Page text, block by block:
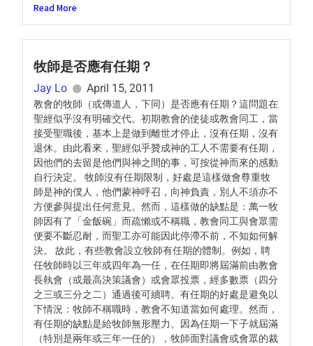
Read More
牧師是否應有任期？
Jay Lo April 15, 2011
教會的牧師（或傳道人，下同）是否應有任期？這問題在
聖經似乎沒有明確交代。初期教會的使徒或教會同工，當
接受聖職後，基本上是做到離世才停止，沒有任期，沒有
退休。由此看來，聖經似乎贊成神的工人不需要有任期，
因他們的去留是他們與神之間的事，可按從神而來的感動
自行決定。 牧師沒有任期限制，好處是這樣做會尊重牧
師是神的僕人，他們蒙神呼召，向神負責，別人不須亦不
方便參與提出任何意見。然而，這樣做的缺點是：萬一牧
師因有了「金飯碗」而疏懶或不稱職，教會同工與會眾需
便要不斷忍耐，而聖工亦可能因此停滯不前，不知如何解
決。 故此，有些教會設立牧師有任期的體制。例如，聘
任牧師時以三年或四年為一任，在任期即將屆滿前由教會
長執會（或最高決策議會）或會眾投票，經多數票（四分
之三或三分之二）通過後可續聘。有任期的好處是避免以
下情況：牧師不稱職時，教會不知道當如何處理。然而，
有任期的缺點是給牧師無形壓力。因為任期一下子就屆滿
（特別是兩年或三年一任的），牧師面對議會或會眾的裁